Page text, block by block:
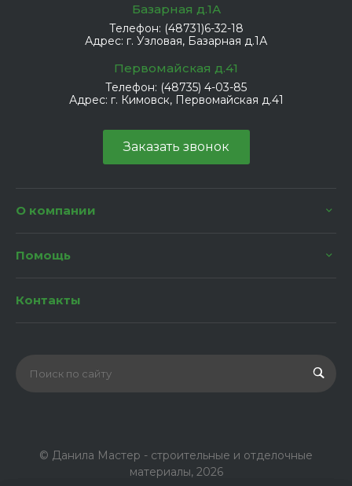
Базарная д.1А
Телефон: (48731)6-32-18
Адрес: г. Узловая, Базарная д.1А
Первомайская д.41
Телефон: (48735) 4-03-85
Адрес: г. Кимовск, Первомайская д.41
Заказать звонок
О компании
Помощь
Контакты
© Данила Мастер - строительные и отделочные
материалы, 2026